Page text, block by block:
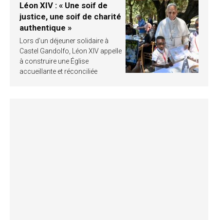
Léon XIV : « Une soif de
justice, une soif de charité
authentique »
Lors d’un déjeuner solidaire à
Castel Gandolfo, Léon XIV appelle
à construire une Église
accueillante et réconciliée